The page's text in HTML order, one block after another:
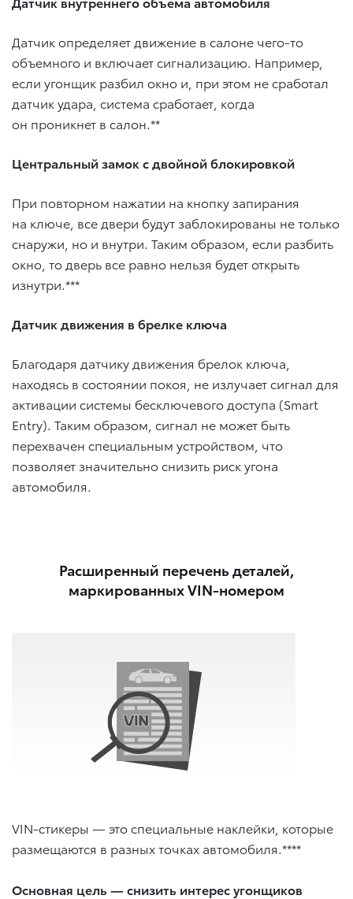
Датчик определяет движение в салоне чего-то
объемного и включает сигнализацию. Например,
если угонщик разбил окно и, при этом не сработал
датчик удара, система сработает, когда
он проникнет в салон.**
Центральный замок с двойной блокировкой
При повторном нажатии на кнопку запирания
на ключе, все двери будут заблокированы не только
снаружи, но и внутри. Таким образом, если разбить
окно, то дверь все равно нельзя будет открыть
изнутри.***
Датчик движения в брелке ключа
Благодаря датчику движения брелок ключа,
находясь в состоянии покоя, не излучает сигнал для
активации cистемы бесключевого доступа (Smart
Entry). Таким образом, сигнал не может быть
перехвачен специальным устройством, что
позволяет значительно снизить риск угона
автомобиля.
Расширенный перечень деталей,
маркированных VIN-номером
VIN-стикеры — это специальные наклейки, которые
размещаются в разных точках автомобиля.****
Основная цель — снизить интерес угонщиков